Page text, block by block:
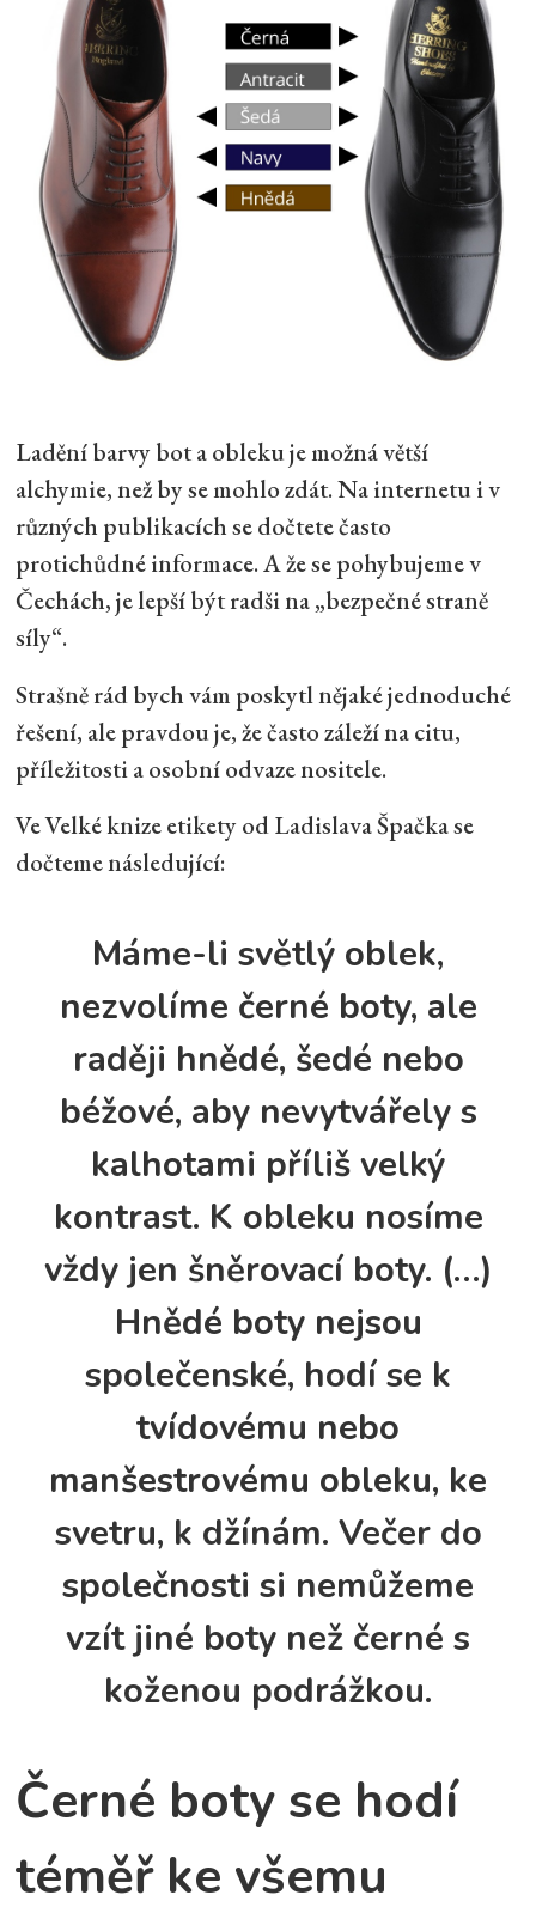
Ladění barvy bot a obleku je možná větší
alchymie, než by se mohlo zdát. Na internetu i v
různých publikacích se dočtete často
protichůdné informace. A že se pohybujeme v
Čechách, je lepší být radši na „bezpečné straně
síly“.
Strašně rád bych vám poskytl nějaké jednoduché
řešení, ale pravdou je, že často záleží na citu,
příležitosti a osobní odvaze nositele.
Ve Velké knize etikety od Ladislava Špačka se
dočteme následující:
Máme-li světlý oblek,
nezvolíme černé boty, ale
raději hnědé, šedé nebo
béžové, aby nevytvářely s
kalhotami příliš velký
kontrast. K obleku nosíme
vždy jen šněrovací boty. (…)
Hnědé boty nejsou
společenské, hodí se k
tvídovému nebo
manšestrovému obleku, ke
svetru, k džínám. Večer do
společnosti si nemůžeme
vzít jiné boty než černé s
koženou podrážkou.
Černé boty se hodí
téměř ke všemu